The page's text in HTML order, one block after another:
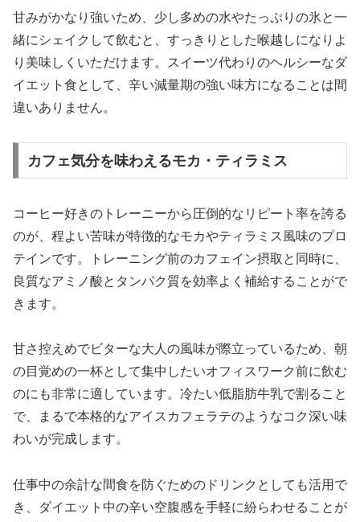
甘みがかなり強いため、少し多めの水やたっぷりの氷と一
緒にシェイクして飲むと、すっきりとした喉越しになりよ
り美味しくいただけます。スイーツ代わりのヘルシーなダ
イエット食として、辛い減量期の強い味方になることは間
違いありません。
カフェ気分を味わえるモカ・ティラミス
コーヒー好きのトレーニーから圧倒的なリピート率を誇る
のが、程よい苦味が特徴的なモカやティラミス風味のプロ
テインです。トレーニング前のカフェイン摂取と同時に、
良質なアミノ酸とタンパク質を効率よく補給することがで
きます。
甘さ控えめでビターな大人の風味が際立っているため、朝
の目覚めの一杯として集中したいオフィスワーク前に飲む
のにも非常に適しています。冷たい低脂肪牛乳で割ること
で、まるで本格的なアイスカフェラテのようなコク深い味
わいが完成します。
仕事中の余計な間食を防ぐためのドリンクとしても活用で
き、ダイエット中の辛い空腹感を手軽に紛らわせることが